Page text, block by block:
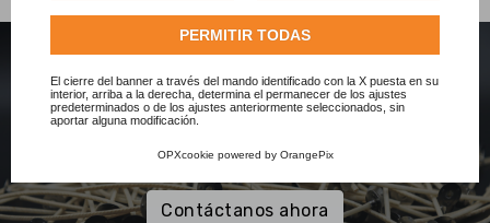
Consulte nuestra completa política de cookies.
PERMITIR TODAS
El cierre del banner a través del mando identificado con la X puesta en su
interior, arriba a la derecha, determina el permanecer de los ajustes
predeterminados o de los ajustes anteriormente seleccionados, sin
aportar alguna modificación.
OPXcookie powered by OrangePix
¿Necesitas más información?
Contáctanos ahora